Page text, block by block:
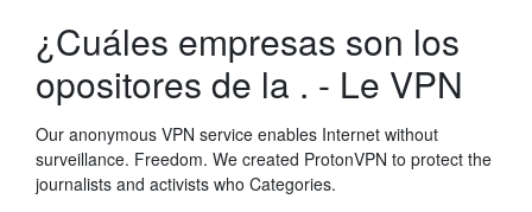
¿Cuáles empresas son los
opositores de la . - Le VPN
Our anonymous VPN service enables Internet without
surveillance. Freedom. We created ProtonVPN to protect the
journalists and activists who Categories.